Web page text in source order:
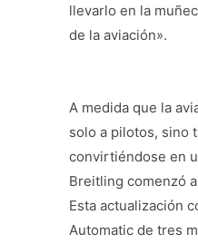
llevarlo en la
de la aviación».
A medida que la
solo a pilotos, sino
convirtiéndose en
Breitling comenzó
Esta actualización
Automatic de tres